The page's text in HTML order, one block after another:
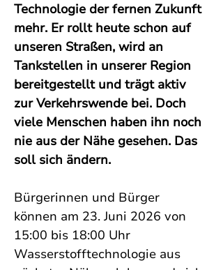
Technologie der fernen Zukunft
mehr. Er rollt heute schon auf
unseren Straßen, wird an
Tankstellen in unserer Region
bereitgestellt und trägt aktiv
zur Verkehrswende bei. Doch
viele Menschen haben ihn noch
nie aus der Nähe gesehen. Das
soll sich ändern.
Bürgerinnen und Bürger
können am 23. Juni 2026 von
15:00 bis 18:00 Uhr
Wasserstofftechnologie aus